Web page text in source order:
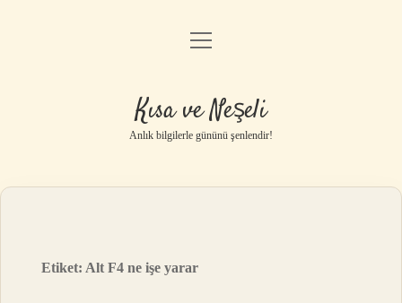
Anasayfa
Yasal Uyarı
menüyü
Kısa ve Neşeli
Anlık bilgilerle gününü şenlendir!
Etiket: Alt F4 ne işe yarar